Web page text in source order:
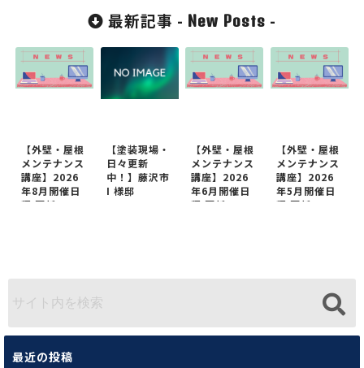
最新記事 - New Posts -
【外壁・屋根
メンテナンス
講座】2026
年8月開催日
程 更新
【塗装現場・
日々更新
中！】藤沢市
I 様邸
【外壁・屋根
メンテナンス
講座】2026
年6月開催日
程 更新
【外壁・屋根
メンテナンス
講座】2026
年5月開催日
程 更新
最近の投稿